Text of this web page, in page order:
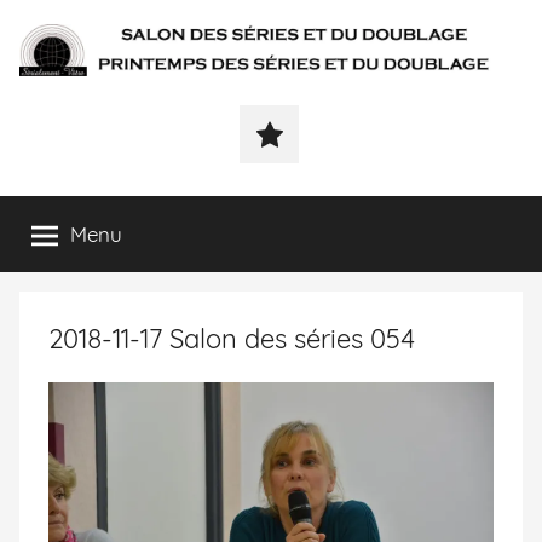
SÉRIALEMENT-
séries
et
doublage
printemps
séries
Menu
2018-11-17 Salon des séries 054